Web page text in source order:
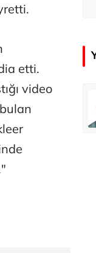
etti.
video